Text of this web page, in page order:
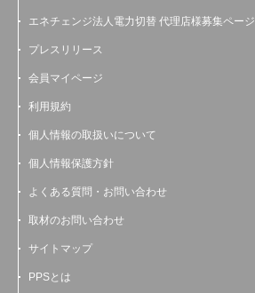
エネチェンジ法人電力切替 代理店様募集ページ
プレスリリース
会員マイページ
利用規約
個人情報の取扱いについて
個人情報保護方針
よくある質問・お問い合わせ
取材のお問い合わせ
サイトマップ
PPSとは